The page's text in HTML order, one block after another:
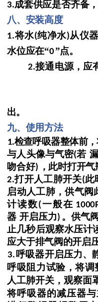
3.成套供应是否齐备
八、安装高度
1.将水(纯净水)从仪
水位应在“0”点。
2.接通电源，应
出。
九、使用方法
1.检查呼吸器整体前
与人头像与气密(若
吻合好) ， 此时打开气
2.打开人工肺开关(此
启动人工肺，供气阀
计读数(一般在
器 开启压力) 。供气
止几秒后观察水压计
应大于排气阀的开启
3. 呼吸器开启压力、
呼吸阻力试验，将调
人工肺开关，观察面
将呼吸器的减压器